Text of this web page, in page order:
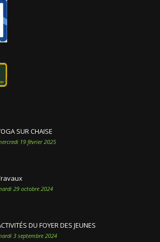
SUR CHAISE
19 février 2025
29 octobre 2024
DU FOYER DES JEUNES
3 septembre 2024